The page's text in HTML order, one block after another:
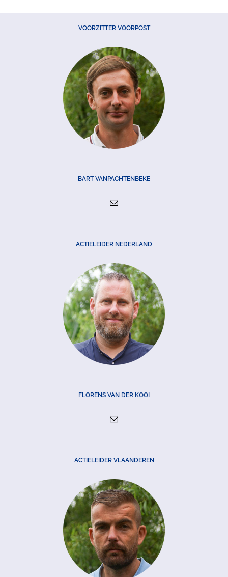
VOORZITTER VOORPOST
BART VANPACHTENBEKE
ACTIELEIDER NEDERLAND
FLORENS VAN DER KOOI
ACTIELEIDER VLAANDEREN